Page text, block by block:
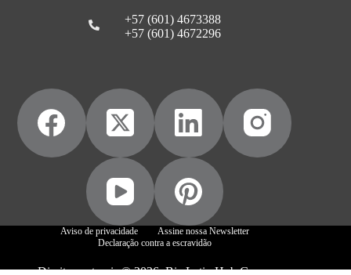
+57 (601) 4673388
+57 (601) 4672296
Aviso de privacidade
Assine nossa Newsletter
Declaração contra a escravidão
Direitos autorais © 2026, Biz Latin Hub Group